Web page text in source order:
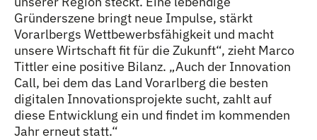
Gründerszene bringt neue Impulse, stärkt
Vorarlbergs Wettbewerbsfähigkeit und macht
unsere Wirtschaft fit für die Zukunft“, zieht Marco
Tittler eine positive Bilanz. „Auch der Innovation
Call, bei dem das Land Vorarlberg die besten
digitalen Innovationsprojekte sucht, zahlt auf
diese Entwicklung ein und findet im kommenden
Jahr erneut statt.“